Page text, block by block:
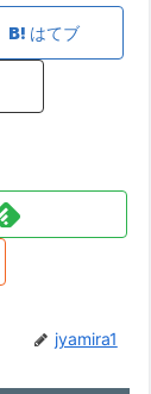
はてブ
jyamira1